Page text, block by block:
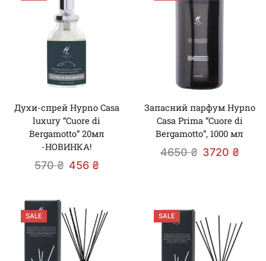
Духи-спрей Hypno Casa
luxury “Cuore di
Bergamotto” 20мл
-НОВИНКА!
570₴ 456 ₴
Запасний парфум Hypno
Casa Prima “Cuore di
Bergamotto”, 1000 мл
4650₴ 3720 ₴
SALE SALE